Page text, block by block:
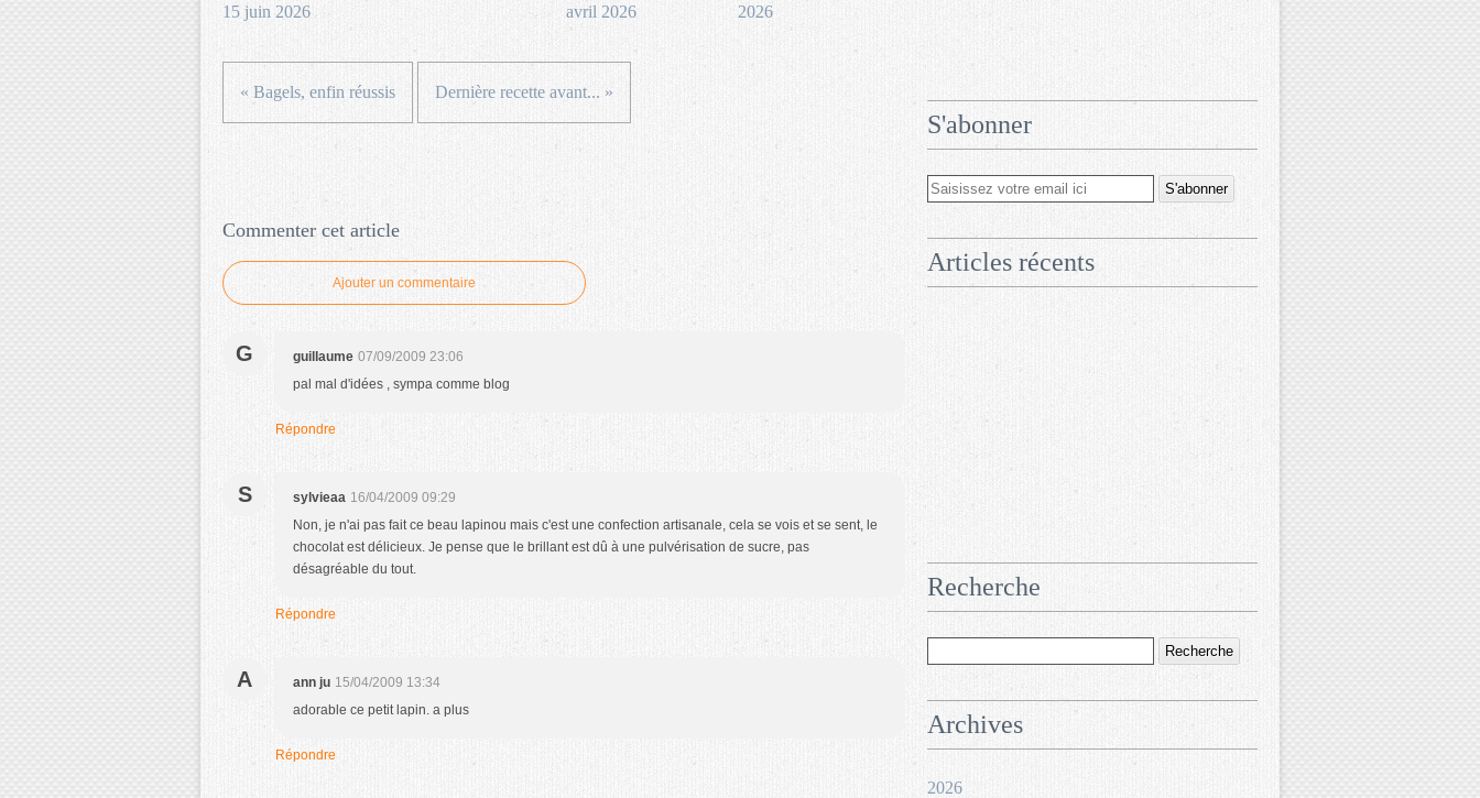
15 juin 2026
avril 2026
2026
« Bagels, enfin réussis Dernière recette avant... »
Commenter cet article
Ajouter un commentaire
G guillaume 07/09/2009 23:06
pal mal d'idées , sympa comme blog
Répondre
S sylvieaa 16/04/2009 09:29
Non, je n'ai pas fait ce beau lapinou mais c'est une confection artisanale, cela se vois et se sent, le
chocolat est délicieux. Je pense que le brillant est dû à une pulvérisation de sucre, pas
désagréable du tout.
Répondre
A ann ju 15/04/2009 13:34
adorable ce petit lapin. a plus
Répondre
S'abonner
Articles récents
Recherche
Archives
2026